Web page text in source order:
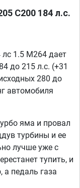
C200 184 л.с.
1.5 M264 дает
до 215 л.с. (+31
280 до
автомобиля
яма и провал
турбины и ее
лучше уже с
тупить, и
а педаль газа